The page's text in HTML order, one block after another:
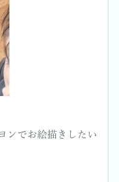
ンでお絵描きしたい